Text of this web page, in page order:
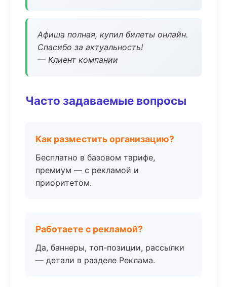
Афиша полная, купил билеты онлайн.
Спасибо за актуальность!
— Клиент компании
Часто задаваемые вопросы
Как разместить организацию?
Бесплатно в базовом тарифе,
премиум — с рекламой и
приоритетом.
Работаете с рекламой?
Да, баннеры, топ-позиции, рассылки
— детали в разделе Реклама.